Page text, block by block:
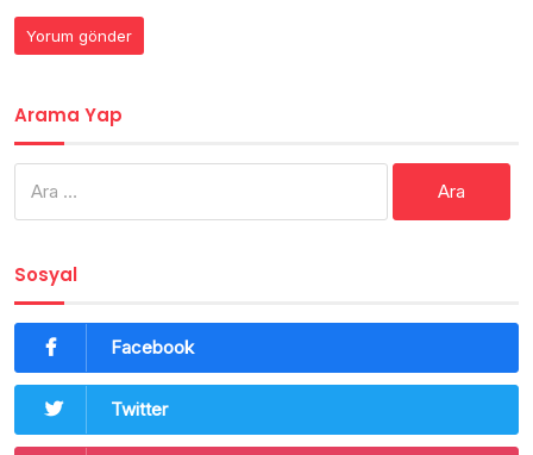
Arama Yap
Sosyal
Facebook
Twitter